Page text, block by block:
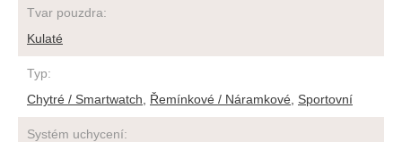
Tvar pouzdra:
Kulaté
Typ:
Chytré / Smartwatch
Řemínkové / Náramkové Sportovní
Systém uchycení: